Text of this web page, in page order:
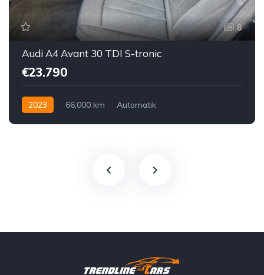
8
Audi A4 Avant 30 TDI S-tronic
€23.790
2023 66,000 km
Automatik